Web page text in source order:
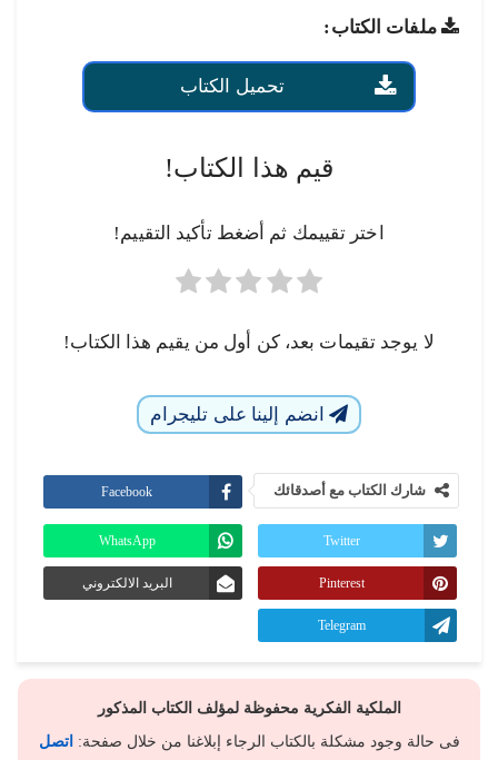
ملفات الكتاب:
تحميل الكتاب
قيم هذا الكتاب!
اختر تقييمك ثم أضغط تأكيد التقييم!
لا يوجد تقيمات بعد، كن أول من يقيم هذا الكتاب!
انضم إلينا على تليجرام
شارك الكتاب مع أصدقائك Facebook
Twitter
WhatsApp
Pinterest البريد الالكتروني
Telegram
الملكية الفكرية محفوظة لمؤلف الكتاب المذكور
فى حالة وجود مشكلة بالكتاب الرجاء إبلاغنا من خلال صفحة: اتصل